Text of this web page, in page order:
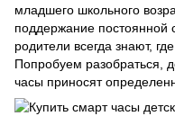
младшего школьного
поддержание постоянной
родители всегда знают,
Попробуем разобраться,
часы приносят